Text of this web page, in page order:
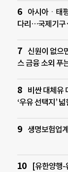
아시아ㆍ태
다리…국제기구
신원이 없으
스 금융 소외 푸
비싼 대체유
‘우유 선택지’
생명보험업
[유한양행-